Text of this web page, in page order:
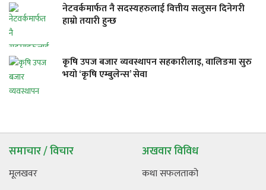
नेटवर्कमार्फत नै सदस्यहरुलाई वित्तीय सलुसन दिनेगरी
हाम्रो तयारी हुन्छ
कृषि उपज बजार व्यवस्थापन सहकारीलाइ, वालिङमा सुरु
भयो ‘कृषि एम्बुलेन्स’ सेवा
समाचार / विचार
मूलखवर
अखवार विविध
कथा सफलताको